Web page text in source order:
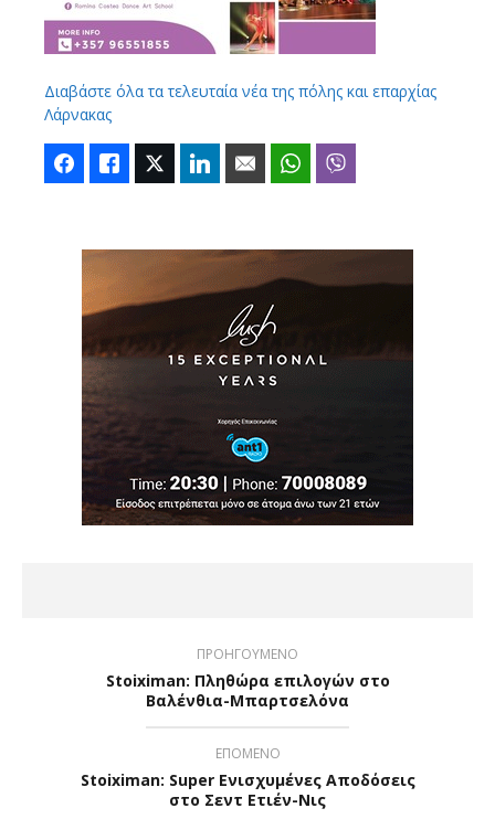
Διαβάστε όλα τα τελευταία νέα της πόλης και επαρχίας
Λάρνακας
FacebookLike Twitter LinkedIn Email WhatsApp
ΠΡΟΗΓΟΥΜΕΝΟ
Stoiximan: Πληθώρα επιλογών στο
Βαλένθια-Μπαρτσελόνα
ΕΠΟΜΕΝΟ
Stoiximan: Super Ενισχυμένες Αποδόσεις
στο Σεντ Ετιέν-Νις